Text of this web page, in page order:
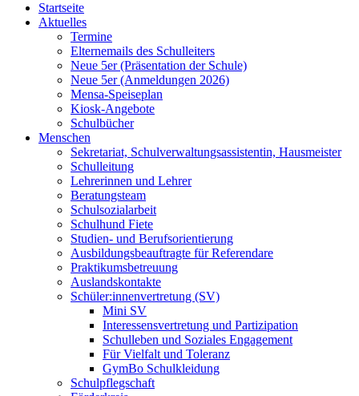
Startseite
Aktuelles
Termine
Elternemails des Schulleiters
Neue 5er (Präsentation der Schule)
Neue 5er (Anmeldungen 2026)
Mensa-Speiseplan
Kiosk-Angebote
Schulbücher
Menschen
Sekretariat, Schulverwaltungsassistentin, Hausmeister
Schulleitung
Lehrerinnen und Lehrer
Beratungsteam
Schulsozialarbeit
Schulhund Fiete
Studien- und Berufsorientierung
Ausbildungsbeauftragte für Referendare
Praktikumsbetreuung
Auslandskontakte
Schüler:innenvertretung (SV)
Mini SV
Interessensvertretung und Partizipation
Schulleben und Soziales Engagement
Für Vielfalt und Toleranz
GymBo Schulkleidung
Schulpflegschaft